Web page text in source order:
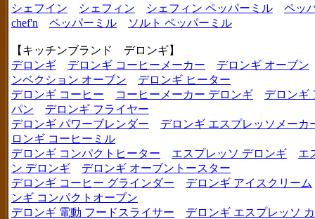
シェフイン
シェフィン シェフィン ペッパーミル
ペッ
chef'n
ペッパーミル ソルト ペッパーミル
【キッチンブランド デロンギ】
デロンギ
デロンギ コーヒーメーカー
デロンギ オーブン
ンベクション オーブン
デロンギ ヒーター
デロンギ コーヒー
コーヒーメーカー デロンギ
デロンギ
パン
デロンギ フライヤー
デロンギ パワーブレンダー
デロンギ エスプレッソメーカ
ロンギ コーヒーミル
デロンギ コンパクトヒーター
エスプレッソ デロンギ
エ
ン デロンギ
デロンギ オーブントースター
デロンギ コーヒー グラインダー
デロンギ アイスクリーム
ンギ コンパクトオーブン
デロンギ 電動 フードスライサー
デロンギ エスプレッソ